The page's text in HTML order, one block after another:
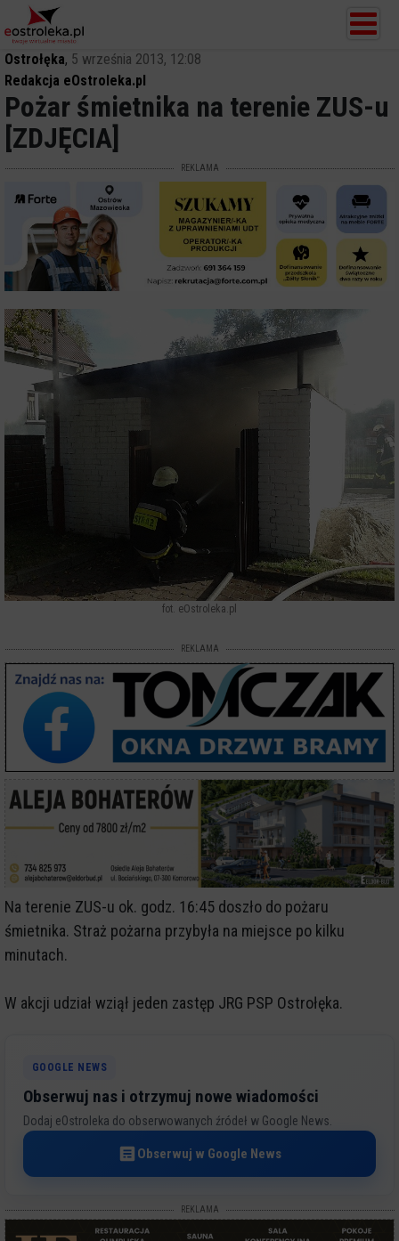
Ostrołęka, 5 września 2013, 12:08
Redakcja eOstroleka.pl
Pożar śmietnika na terenie ZUS-u
[ZDJĘCIA]
REKLAMA
fot. eOstroleka.pl
REKLAMA
Na terenie ZUS-u ok. godz. 16:45 doszło do pożaru
śmietnika. Straż pożarna przybyła na miejsce po kilku
minutach.
W akcji udział wziął jeden zastęp JRG PSP Ostrołęka.
GOOGLE NEWS
Obserwuj nas i otrzymuj nowe wiadomości
Dodaj eOstroleka do obserwowanych źródeł w Google News.
Obserwuj w Google News
REKLAMA